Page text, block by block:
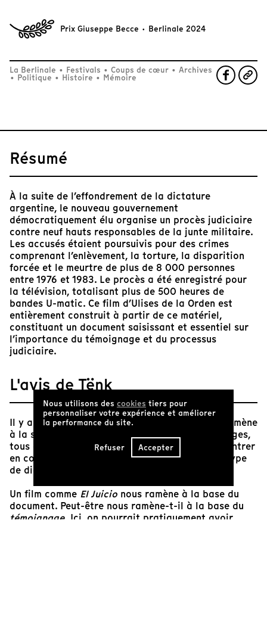
Prix Giuseppe Becce · Berlinale 2024
La Berlinale • Festivals • Coups de cœur • Archives
• Politique • Histoire • Mémoire
Résumé
À la suite de l’effondrement de la dictature
argentine, le nouveau gouvernement
démocratiquement élu organise un procès judiciaire
contre neuf hauts responsables de la junte militaire.
Les accusés étaient poursuivis pour des crimes
comprenant l’enlèvement, la torture, la disparition
forcée et le meurtre de plus de 8 000 personnes
entre 1976 et 1983. Le procès a été enregistré pour
la télévision, totalisant plus de 500 heures de
bandes U-matic. Ce film d’Ulises de la Orden est
entièrement construit à partir de ce matériel,
constituant un document saisissant et essentiel sur
l’importance du témoignage et du processus
judiciaire.
L'avis de Tënk
Il y a trop d’images. C’est une évidence. Ce trop mène
à la saturation, voire au dégoût. Toutes ces images,
tous ces sons, tous ces signes qui cherchent à entrer
en contact avec nous, mais pour susciter quel type
de dialogue?
Un film comme El Juicio nous ramène à la base du
document. Peut-être nous ramène-t-il à la base du
témoignage. Ici, on pourrait pratiquement avoir
Nous utilisons des cookies tiers pour
personnaliser votre expérience et améliorer
la performance du site.
Refuser Accepter